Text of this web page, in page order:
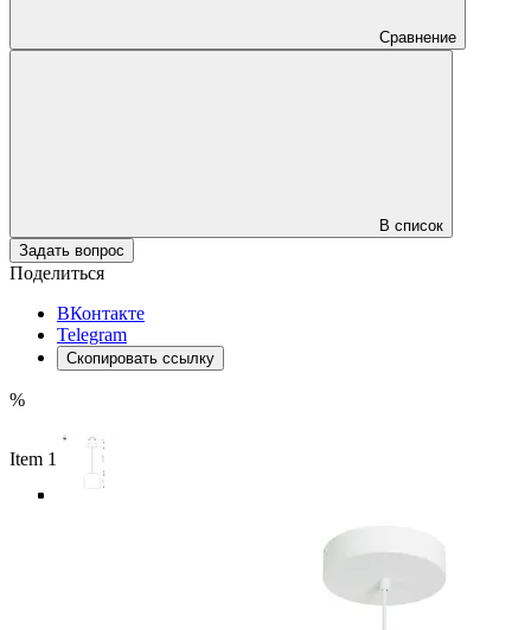
Сравнение
В список
Задать вопрос
Поделиться
ВКонтакте
Telegram
Скопировать ссылку
%
Item 1 of 4